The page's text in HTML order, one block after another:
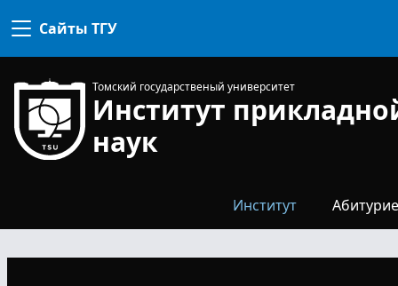
Сайты ТГУ
Томский государственый университет
Институт
наук
Институт